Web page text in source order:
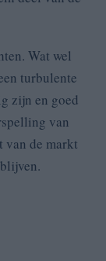
Wat wel
turbulente
zijn en goed
van
van de markt